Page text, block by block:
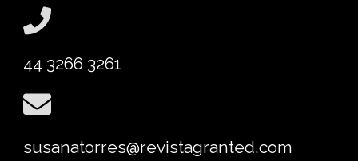
44 3266 3261
susanatorres@revistagranted.com